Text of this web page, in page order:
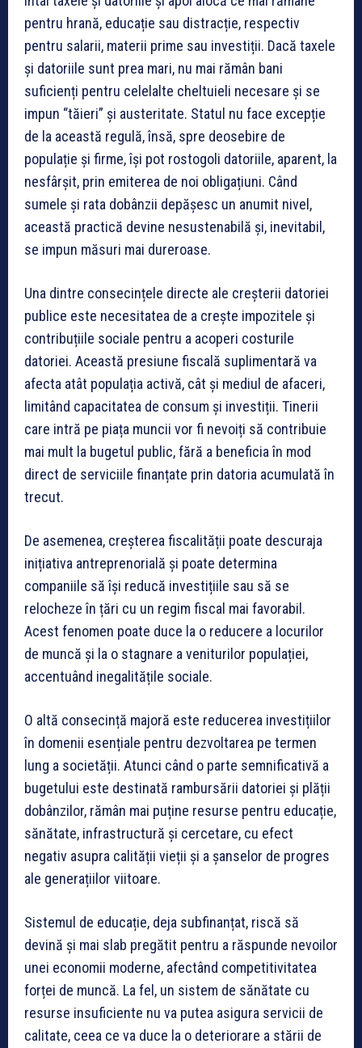
pentru hrană, educație sau distracție, respectiv
pentru salarii, materii prime sau investiții. Dacă taxele
și datoriile sunt prea mari, nu mai rămân bani
suficienți pentru celelalte cheltuieli necesare și se
impun “tăieri” și austeritate. Statul nu face excepție
de la această regulă, însă, spre deosebire de
populație și firme, își pot rostogoli datoriile, aparent, la
nesfârșit, prin emiterea de noi obligațiuni. Când
sumele și rata dobânzii depășesc un anumit nivel,
această practică devine nesustenabilă și, inevitabil,
se impun măsuri mai dureroase.
Una dintre consecințele directe ale creșterii datoriei
publice este necesitatea de a crește impozitele și
contribuțiile sociale pentru a acoperi costurile
datoriei. Această presiune fiscală suplimentară va
afecta atât populația activă, cât și mediul de afaceri,
limitând capacitatea de consum și investiții. Tinerii
care intră pe piața muncii vor fi nevoiți să contribuie
mai mult la bugetul public, fără a beneficia în mod
direct de serviciile finanțate prin datoria acumulată în
trecut.
De asemenea, creșterea fiscalității poate descuraja
inițiativa antreprenorială și poate determina
companiile să își reducă investițiile sau să se
relocheze în țări cu un regim fiscal mai favorabil.
Acest fenomen poate duce la o reducere a locurilor
de muncă și la o stagnare a veniturilor populației,
accentuând inegalitățile sociale.
O altă consecință majoră este reducerea investițiilor
în domenii esențiale pentru dezvoltarea pe termen
lung a societății. Atunci când o parte semnificativă a
bugetului este destinată rambursării datoriei și plății
dobânzilor, rămân mai puține resurse pentru educație,
sănătate, infrastructură și cercetare, cu efect
negativ asupra calității vieții și a șanselor de progres
ale generațiilor viitoare.
Sistemul de educație, deja subfinanțat, riscă să
devină și mai slab pregătit pentru a răspunde nevoilor
unei economii moderne, afectând competitivitatea
forței de muncă. La fel, un sistem de sănătate cu
resurse insuficiente nu va putea asigura servicii de
calitate, ceea ce va duce la o deteriorare a stării de